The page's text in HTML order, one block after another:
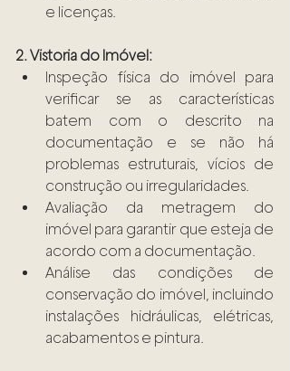
e licenças.
2. Vistoria do Imóvel:
Inspeção física do imóvel para
verificar se as características
batem com o descrito na
documentação e se não há
problemas estruturais, vícios de
construção ou irregularidades.
Avaliação da metragem do
imóvel para garantir que esteja de
acordo com a documentação.
Análise das condições de
conservação do imóvel, incluindo
instalações hidráulicas, elétricas,
acabamentos e pintura.